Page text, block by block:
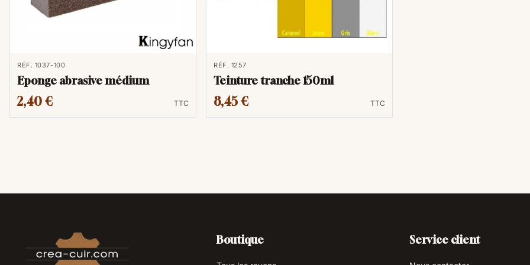
RÉF. 1037-100
Eponge abrasive médium
2,40 € TTC
RÉF. 1257
Teinture tranche 150ml
8,45 € TTC
Boutique Service client